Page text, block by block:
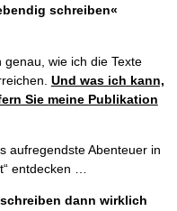
schreiben«
wie ich die Texte
Und was ich kann,
Sie meine Publikation
aufregendste Abenteuer in
entdecken …
dann wirklich